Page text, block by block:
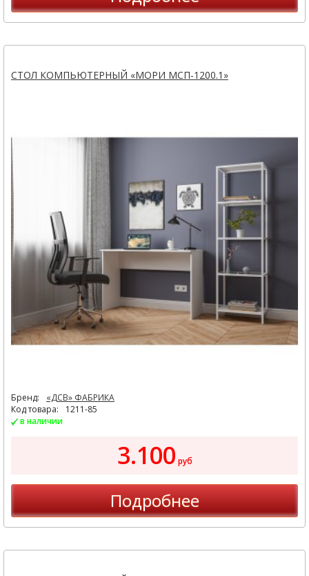
СТОЛ КОМПЬЮТЕРНЫЙ «МОРИ МСП-1200.1»
Бренд:
«ДСВ» ФАБРИКА
Код товара:
1211-85
в наличии
3.100 руб
Подробнее